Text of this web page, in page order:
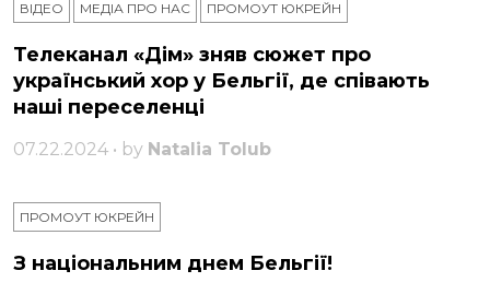
ВІДЕО МЕДІА ПРО НАС ПРОМОУТ ЮКРЕЙН
Телеканал «Дім» зняв сюжет про
український хор у Бельгії, де співають
наші переселенці
07.22.2024 • by Natalia Tolub
ПРОМОУТ ЮКРЕЙН
З національним днем ​​Бельгії!